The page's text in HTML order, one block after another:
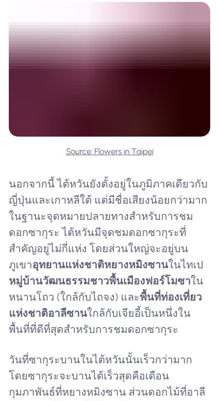
Source: Flowers in Taipei
นอกจากนี้ ไต้หวันยังตั้งอยู่ในภูมิภาคเดียวกับ
ญี่ปุ่นและเกาหลีใต้ แต่มีชื่อเสียงน้อยกว่ามาก
ในฐานะจุดหมายปลายทางสำหรับการชม
ดอกซากุระ ไต้หวันมีจุดชมดอกซากุระที่
สำคัญอยู่ไม่กี่แห่ง โดยส่วนใหญ่จะอยู่บน
ภูเขาอุทยานแห่งชาติหยางหมิงซานในไทเป
หมู่บ้านวัฒนธรรมชาวพื้นเมืองฟอร์โมซาใน
หนานโถว (ใกล้กับไถจง) และพื้นที่ท่องเที่ยว
แห่งชาติอาลีซานใกล้กับเจียอี้เป็นหนึ่งใน
พื้นที่ที่ดีที่สุดสำหรับการชมดอกซากุระ
วันที่ซากุระบานในไต้หวันนั้นเร็วกว่ามาก
โดยซากุระจะบานได้เร็วสุดคือเดือน
กุมภาพันธ์ที่หยางหมิงซาน ส่วนดอกไม้ที่อาลี